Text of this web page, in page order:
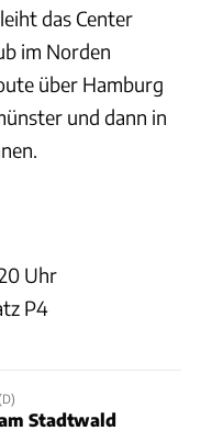
das Center
im Norden
über Hamburg
und dann in
Uhr
P4
Stadtwald